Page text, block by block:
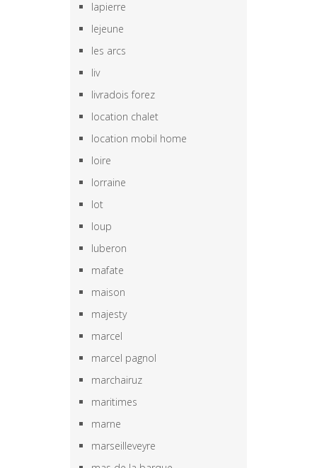
lapierre
lejeune
les arcs
liv
livradois forez
location chalet
location mobil home
loire
lorraine
lot
loup
luberon
mafate
maison
majesty
marcel
marcel pagnol
marchairuz
maritimes
marne
marseilleveyre